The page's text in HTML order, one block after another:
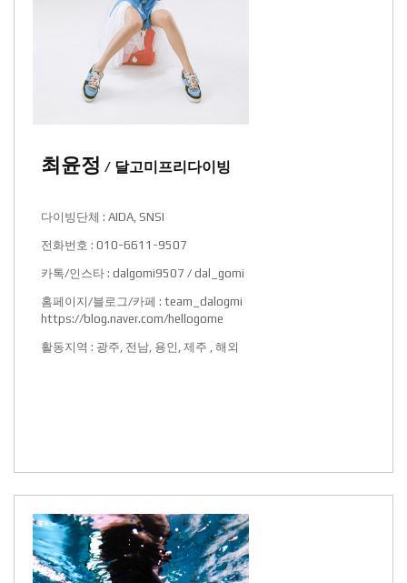
최윤정 / 달고미프리다이빙
다이빙단체 : AIDA, SNSI
전화번호 : 010-6611-9507
카톡/인스타 : dalgomi9507 / dal_gomi
홈페이지/블로그/카페 :team_dalogmi
https://blog.naver.com/hellogome
활동지역 : 광주, 전남, 용인, 제주 , 해외